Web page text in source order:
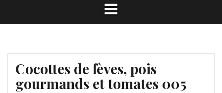
Cocottes de fèves, pois
gourmands et tomates 005